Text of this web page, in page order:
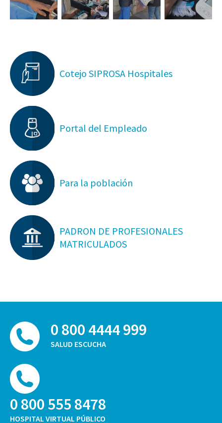
Cotejo SIPROSA Hospitales
Portal del Empleado
Para la población
PADRON DE PROFESIONALES
MATRICULADOS
0 800 4444 999
SALUD ESCUCHA
0 800 555 8478
HOSPITAL VIRTUAL PÚBLICO